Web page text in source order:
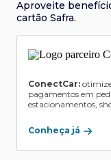
Aproveite
cartão Safra.
ConectCar:
pagamentos em
estacionamentos,
Conheça já